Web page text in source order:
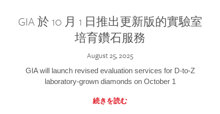
GIA 於 10 月 1 日推出更新版的實驗室
培育鑽石服務
August 25, 2025
GIA will launch revised evaluation services for D-to-Z
laboratory-grown diamonds on October 1
続きを読む